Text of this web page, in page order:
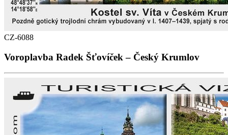
CZ-6088
Voroplavba Radek Šťovíček – Český Krumlov